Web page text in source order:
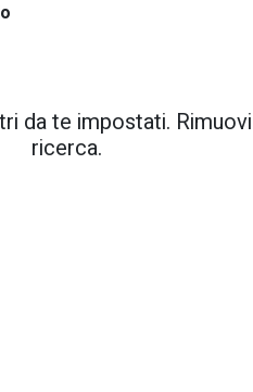
da te impostati.
ricerca.